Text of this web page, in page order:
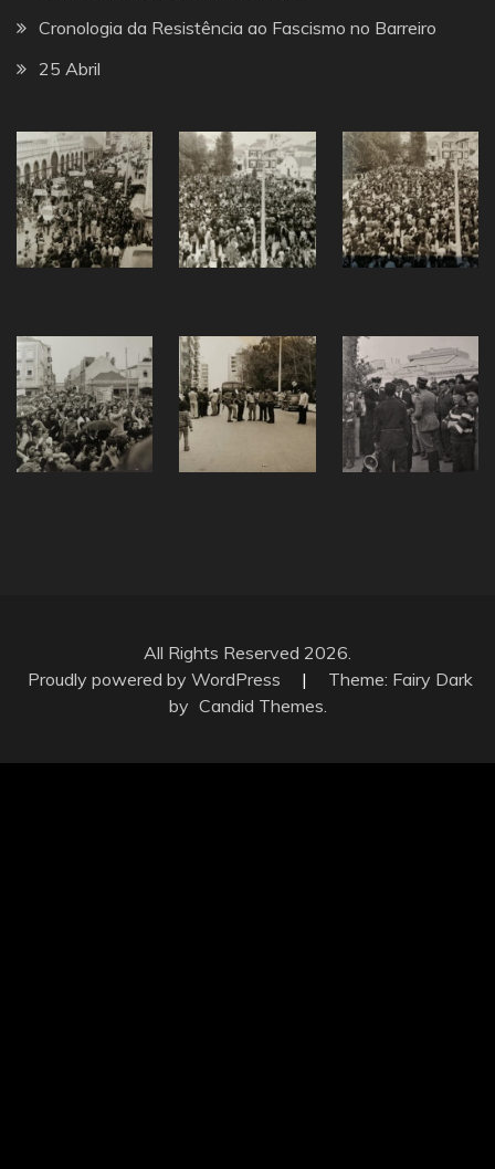
Cronologia da Resistência ao Fascismo no Barreiro
25 Abril
All Rights Reserved 2026.
Proudly powered by WordPress
|
Theme: Fairy Dark
by Candid Themes.